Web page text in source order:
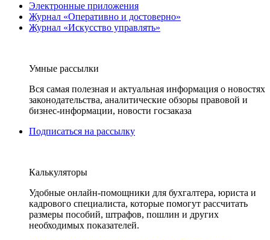
Электронные приложения
Журнал «Оперативно и достоверно»
Журнал «Искусство управлять»
Умные рассылки
Вся самая полезная и актуальная информация о новостях
законодательства, аналитические обзоры правовой и
бизнес-информации, новости госзаказа
Подписаться на рассылку
Калькуляторы
Удобные онлайн-помощники для бухгалтера, юриста и
кадрового специалиста, которые помогут рассчитать
размеры пособий, штрафов, пошлин и других
необходимых показателей.